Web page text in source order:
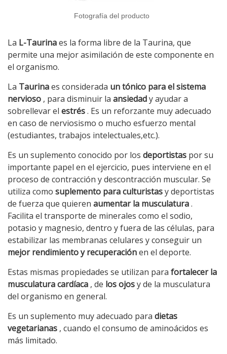
Fotografía del producto
La L-Taurinaes la forma libre de la Taurina, que
permite una mejor asimilación de este componente en
el organismo.
La Taurinaes considerada un tónico para el sistema
nervioso , para disminuir la ansiedady ayudar a
sobrellevar el estrés. Es un reforzante muy adecuado
en caso de nerviosismo o mucho esfuerzo mental
(estudiantes, trabajos intelectuales,etc.).
Es un suplemento conocido por los deportistas por su
importante papel en el ejercicio, pues interviene en el
proceso de contracción y descontracción muscular. Se
utiliza como suplemento para culturistasy deportistas
de fuerza que quieren aumentar la musculatura.
Facilita el transporte de minerales como el sodio,
potasio y magnesio, dentro y fuera de las células, para
estabilizar las membranas celulares y conseguir un
mejor rendimiento y recuperaciónen el deporte.
Estas mismas propiedades se utilizan para fortalecer la
musculatura cardíaca , de los ojosy de la musculatura
del organismo en general.
Es un suplemento muy adecuado para dietas
vegetarianas , cuando el consumo de aminoácidos es
más limitado.